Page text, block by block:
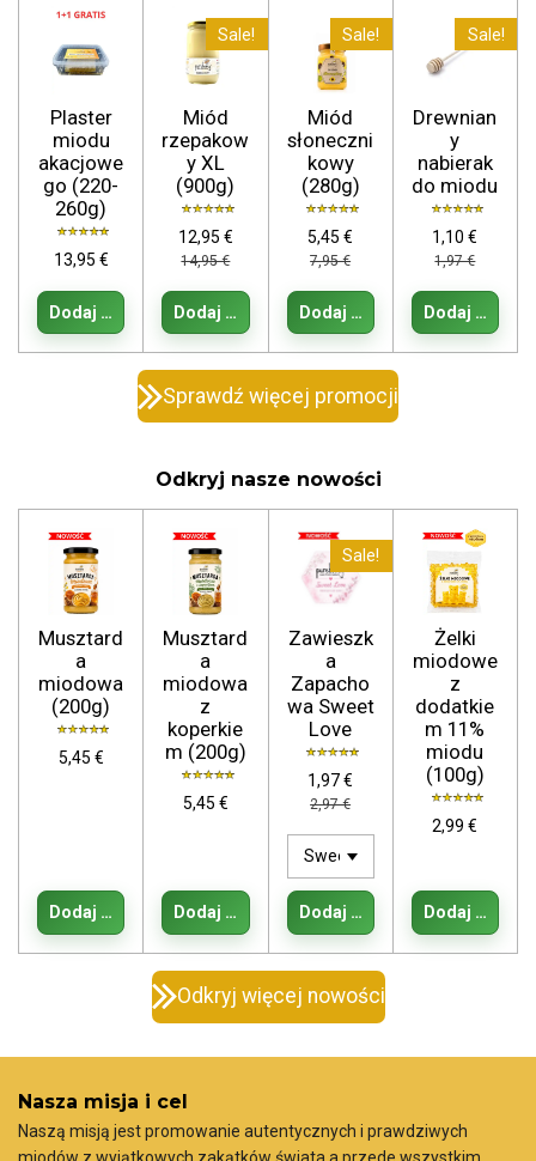
Plaster
miodu
akacjowe
go (220-
260g)
13,95 €
Dodaj do koszyka
Sale!
Miód
rzepakow
y XL
(900g)
12,95 €
14,95 €
Dodaj do koszyka
Sale!
Miód
słoneczni
kowy
(280g)
5,45 €
7,95 €
Dodaj do koszyka
Sale!
Drewnian
y
nabierak
do miodu
1,10 €
1,97 €
Dodaj do
Sprawdź więcej promocji
Odkryj nasze nowości
Musztard
a
miodowa
(200g)
5,45 €
Dodaj do koszyka
Musztard
a
miodowa
z
koperkie
m (200g)
5,45 €
Dodaj do koszyka
Sale!
Zawieszk
a
Zapacho
wa Sweet
Love
1,97 €
2,97 €
Dodaj do koszyka
Żelki
miodowe
z
dodatkie
m 11%
miodu
(100g)
2,99 €
Dodaj do
Odkryj więcej nowości
Nasza misja i cel
Naszą misją jest promowanie autentycznych i prawdziwych
miodów z wyjątkowych zakątków świata a przede wszystkim